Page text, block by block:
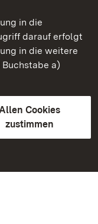
in die
darauf erfolgt
in die weitere
a)
Cookies
zustimmen
Württemberg